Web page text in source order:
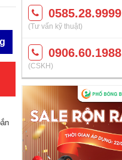
0585.28.9999
(Tư vấn kỹ thuật)
0906.60.1988
(CSKH)